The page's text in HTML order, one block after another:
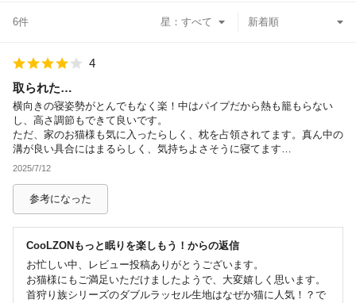
6件 星：
4
取られた…
横向きの寝姿勢がとんでもなく楽！中はパイプだから熱も籠もらない
し、高さ調節もできて良いです。
ただ、家のお猫様も気に入ったらしく、枕を占領されてます。真ん中の
溝が良い具合にはまるらしく、気持ちよさそうに寝てます…
2025/7/12
参考になった
CooLZONもっと眠りを楽しもう！ からの返信
お忙しい中、レビュー投稿ありがとうございます。
お猫様にもご満足いただけましたようで、大変嬉しく思います。
首狩り族シリーズのダブルラッセル生地はなぜか猫に人気！？で
除外ワード